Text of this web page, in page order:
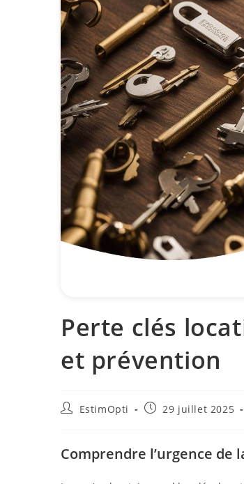
Perte clés
et prévention
EstimOpti 29 juillet 2025
Comprendre l’urgence de